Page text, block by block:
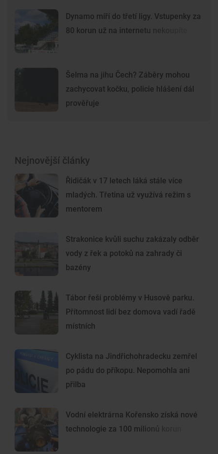
Dynamo míří do třetí ligy. Vstupenky za
80 korun už na internetu nekoupíte
Šelma na jihu Čech? Záběry mohou
zachycovat kočku, policie hlášení dál
prověřuje
Nejnovější články
Řidičák v 17 letech láká stále více
mladých. Třetina už využívá režim s
mentorem
Strakonice kvůli suchu zakázaly odběr
vody z řek a potoků na zahrady či
bazény
Tábor řeší problémy v Husově parku.
Přítomnost lidí bez domova vadí řadě
místních
Cyklista na Jindřichohradecku zemřel
po pádu do příkopu. Nepomohla ani
přilba
Vodní elektrárna Kořensko získá nové
technologie za 100 milionů korun